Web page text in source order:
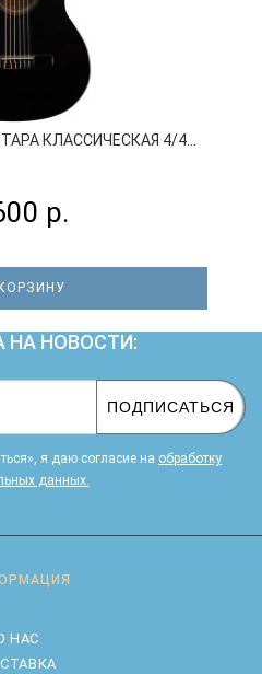
КЛАССИЧЕСКАЯ 4/4...
р.
НА НОВОСТИ:
ПОДПИСАТЬСЯ
я даю cогласие на обработку
данных.
НАС